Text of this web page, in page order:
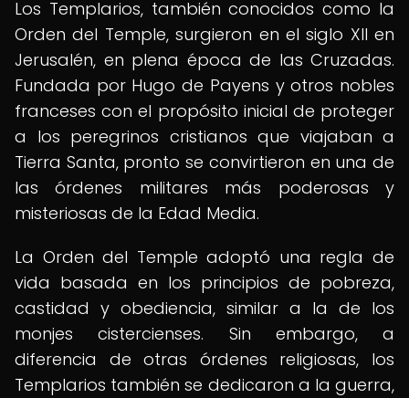
Los Templarios, también conocidos como la
Orden del Temple, surgieron en el siglo XII en
Jerusalén, en plena época de las Cruzadas.
Fundada por Hugo de Payens y otros nobles
franceses con el propósito inicial de proteger
a los peregrinos cristianos que viajaban a
Tierra Santa, pronto se convirtieron en una de
las órdenes militares más poderosas y
misteriosas de la Edad Media.
La Orden del Temple adoptó una regla de
vida basada en los principios de pobreza,
castidad y obediencia, similar a la de los
monjes cistercienses. Sin embargo, a
diferencia de otras órdenes religiosas, los
Templarios también se dedicaron a la guerra,